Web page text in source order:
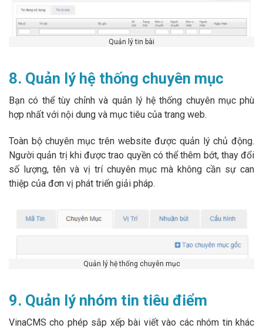
Quản lý tin bài
8. Quản lý hệ thống chuyên mục
Bạn có thể tùy chỉnh và quản lý hệ thống chuyên mục phù
hợp nhất với nội dung và mục tiêu của trang web.
Toàn bộ chuyên mục trên website được quản lý chủ động.
Người quản trị khi được trao quyền có thể thêm bớt, thay đổi
số lượng, tên và vị trí chuyên mục mà không cần sự can
thiệp của đơn vị phát triển giải pháp.
Quản lý hệ thống chuyên mục
9. Quản lý nhóm tin tiêu điểm
VinaCMS cho phép sắp xếp bài viết vào các nhóm tin khác